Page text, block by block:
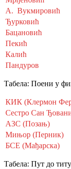
A. Вукмировић
Ђурковић
Бацановић
Пекић
Калић
Пандуров
Табела: Поени у
КИК (Клермон
Сестро Сан
АЗС (Позањ)
Мињор (Перник)
БСЕ (Мађарска)
Табела: Пут до